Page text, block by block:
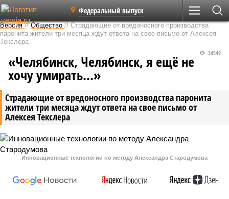
Федеральный выпуск
Версия //Общество //Страдающие от вредоносного производства
паронита жители три месяца ждут ответа на свое письмо от Алексея
Текслера
Страдающие от вредоносного производства паронита
жители три месяца ждут ответа на свое письмо от
Алексея Текслера
34549
«Челябинск, Челябинск, я ещё не
хочу умирать…»
Инновационные технологии по методу Александра Стародумова